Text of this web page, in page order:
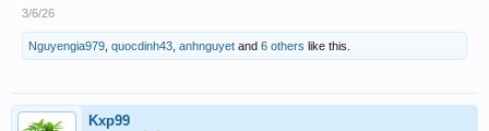
3/6/26
Nguyengia979 quocdinh43 anhnguyet and 6 others like this.
Kxp99